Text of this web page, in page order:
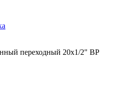
переходный 20х1/2" ВР